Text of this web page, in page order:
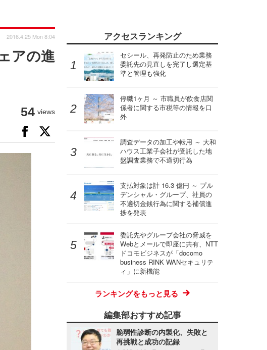
アの進
2016.4.25 Mon 8:04
54 views
アクセスランキング
セシール、再発防止のため業務
委託先の見直しを完了し選定基
準と管理も強化
停職1ヶ月 ～ 市職員が飲食店関
係者に関する市税等の情報を口
外
調査データの加工や転用 ～ 大和
ハウス工業子会社が受託した地
盤調査業務で不適切行為
支払対象は計 16.3 億円 ～ プル
デンシャル・グループ、社員の
不適切金銭行為に関する補償進
捗を発表
委託先やグループ会社の脅威を
Webとメールで即座に共有、NTT
ドコモビジネスが「docomo
business RINK WANセキュリテ
ィ」に新機能
ランキングをもっと見る
編集部おすすめ記事
脆弱性診断の内製化、失敗と
再挑戦と成功の記録